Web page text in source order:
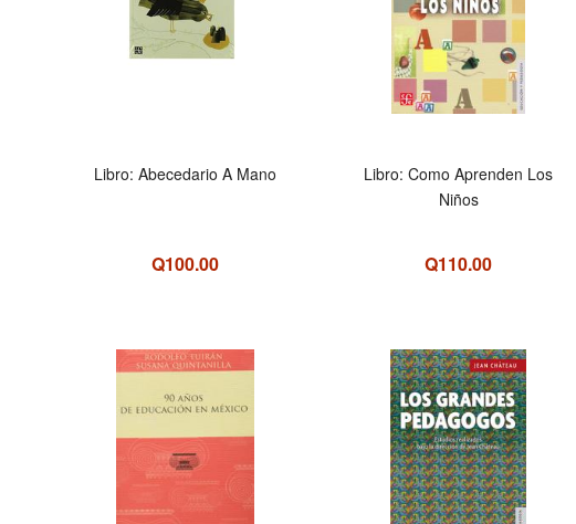
Libro: Abecedario A Mano
Q100.00
Libro: Como Aprenden Los
Niños
Q110.00